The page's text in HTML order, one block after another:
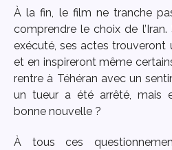
À la fin, le film ne tranche
comprendre le choix de
exécuté, ses actes trouveront
et en inspireront même
rentre à Téhéran avec un
un tueur a été arrêté, mais
bonne nouvelle ?
À tous ces